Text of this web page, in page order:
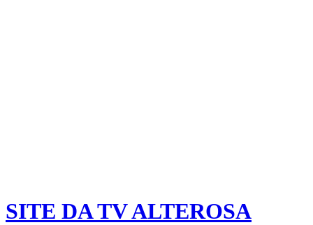
SITE DA TV ALTEROSA